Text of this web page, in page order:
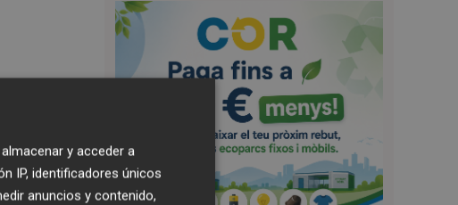
y acceder a
IP, identificadores únicos
anuncios y contenido,